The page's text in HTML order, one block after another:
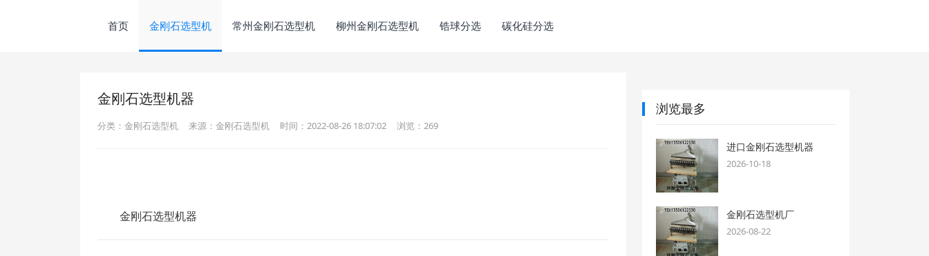
首页 金刚石选型机 常州金刚石选型机 柳州金刚石选型机 锆球分选 碳化硅分选
金刚石选型机器
分类：金刚石选型机 来源：金刚石选型机 时间：2022-08-26 18:07:02 浏览： 269
金刚石选型机器
浏览最多
进口金刚石选型机器
2026-10-18
金刚石选型机厂
2026-08-22